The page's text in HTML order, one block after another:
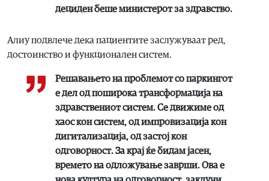
дециден беше министерот за здравство.
Алиу подвлече дека пациентите заслужуваат ред,
достоинство и функционален систем.
Решавањето на проблемот со паркингот
е дел од поширока трансформација на
здравствениот систем. Се движиме од
хаос кон систем, од импровизација кон
дигитализација, од застој кон
одговорност. За крај ќе бидам јасен,
времето на одложување заврши. Ова е